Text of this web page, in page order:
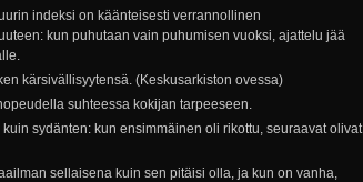
indeksi on käänteisesti verrannollinen
kun puhutaan vain puhumisen vuoksi, ajattelu jää
kärsivällisyytensä. (Keskusarkiston ovessa)
suhteessa kokijan tarpeeseen.
sydänten: kun ensimmäinen oli rikottu, seuraavat olivat
sellaisena kuin sen pitäisi olla, ja kun on vanha,